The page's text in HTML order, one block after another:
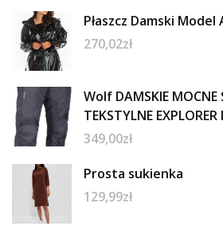
Płaszcz Damski
270,02zł
Wolf DAMSKIE MOCNE
TEKSTYLNE EXPLORER
349,00zł
Prosta sukienka
129,99zł